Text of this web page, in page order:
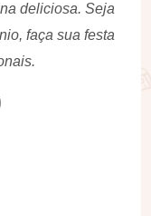
deliciosa. Seja
faça sua festa